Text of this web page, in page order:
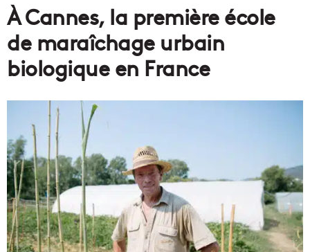
À Cannes, la première école
de maraîchage urbain
biologique en France